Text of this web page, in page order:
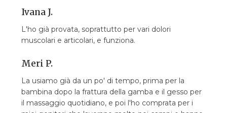
Ivana J.
L'ho già provata, soprattutto per vari dolori
muscolari e articolari, e funziona.
Meri P.
La usiamo già da un po' di tempo, prima per la
bambina dopo la frattura della gamba e il gesso per
il massaggio quotidiano, e poi l'ho comprata per i